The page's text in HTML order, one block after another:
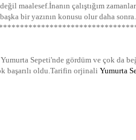
maalesef.İnanın çalıştığım
bir yazının konusu olur daha sonra.
Sepeti'nde gördüm ve çok da
başarılı oldu.Tarifin orjinali Yumurta